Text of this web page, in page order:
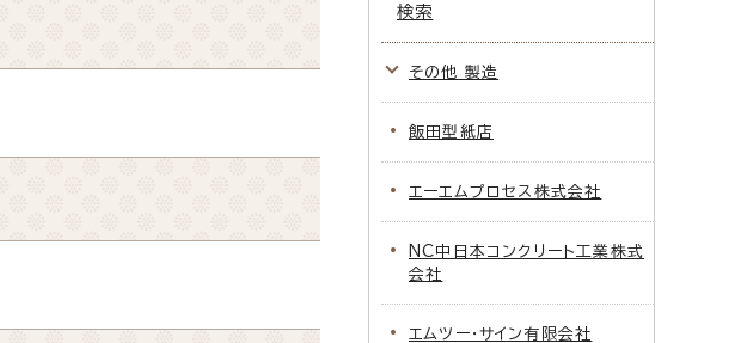
検索
その他 製造
飯田型紙店
エーエムプロセス株式会社
NC中日本コンクリート工業株式
会社
エムツー・サイン有限会社